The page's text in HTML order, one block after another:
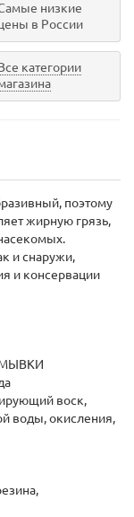
низкие
в России
категории
поэтому
жирную грязь,
и снаружи,
и консервации
воск,
воды, окисления,